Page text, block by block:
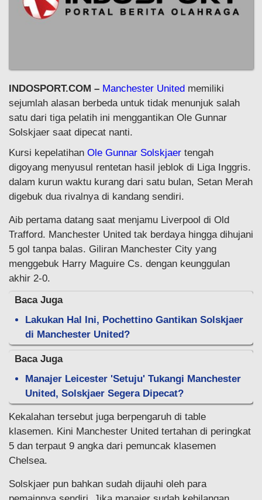
INDOSPORT.COM – Manchester United memiliki
sejumlah alasan berbeda untuk tidak menunjuk salah
satu dari tiga pelatih ini menggantikan Ole Gunnar
Solskjaer saat dipecat nanti.
Kursi kepelatihan Ole Gunnar Solskjaer tengah
digoyang menyusul rentetan hasil jeblok di Liga Inggris.
dalam kurun waktu kurang dari satu bulan, Setan Merah
digebuk dua rivalnya di kandang sendiri.
Aib pertama datang saat menjamu Liverpool di Old
Trafford. Manchester United tak berdaya hingga dihujani
5 gol tanpa balas. Giliran Manchester City yang
menggebuk Harry Maguire Cs. dengan keunggulan
akhir 2-0.
Baca Juga
Lakukan Hal Ini, Pochettino Gantikan Solskjaer
di Manchester United?
Baca Juga
Manajer Leicester 'Setuju' Tukangi Manchester
United, Solskjaer Segera Dipecat?
Kekalahan tersebut juga berpengaruh di table
klasemen. Kini Manchester United tertahan di peringkat
5 dan terpaut 9 angka dari pemuncak klasemen
Chelsea.
Solskjaer pun bahkan sudah dijauhi oleh para